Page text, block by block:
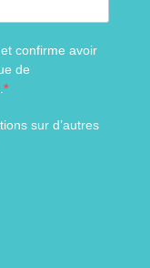
confirme avoir
de
sur d’autres